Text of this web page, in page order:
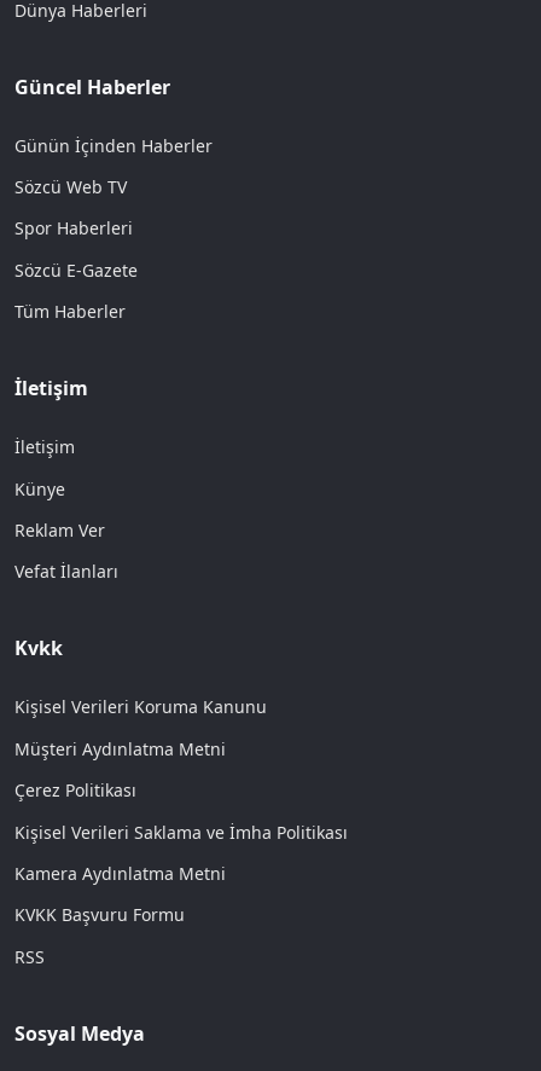
Dünya Haberleri
Güncel Haberler
Günün İçinden Haberler
Sözcü Web TV
Spor Haberleri
Sözcü E-Gazete
Tüm Haberler
İletişim
İletişim
Künye
Reklam Ver
Vefat İlanları
Kvkk
Kişisel Verileri Koruma Kanunu
Müşteri Aydınlatma Metni
Çerez Politikası
Kişisel Verileri Saklama ve İmha Politikası
Kamera Aydınlatma Metni
KVKK Başvuru Formu
RSS
Sosyal Medya